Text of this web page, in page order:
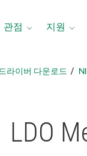
관점 지원
라이버 다운로드
LDO